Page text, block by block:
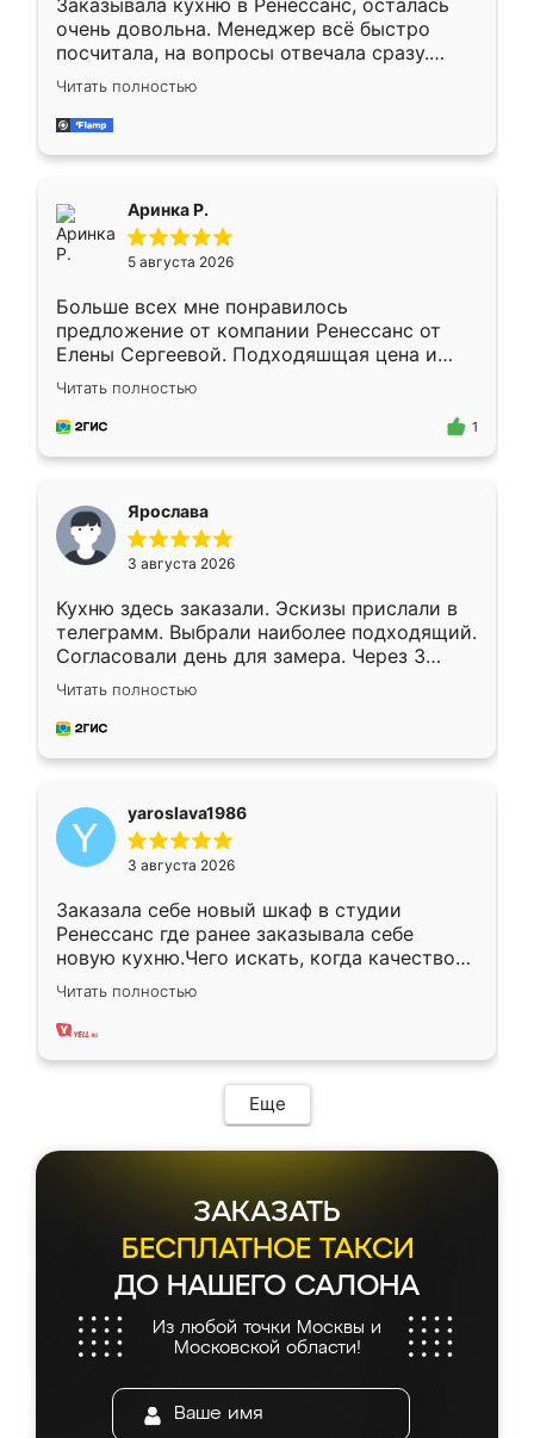
Заказывала кухню в Ренессанс, осталась
очень довольна. Менеджер всё быстро
посчитала, на вопросы отвечала сразу.
Замерщик приехал в субботу, подошёл к
делу со всей ответственностью. Собрали
за день, ребята работали аккуратно, даже
Читать полностью
Аринка Р.
5 августа 2026
Больше всех мне понравилось
предложение от компании Ренессанс от
Елены Сергеевой. Подходяшщая цена и
короткие сроки изготовления. Приехавший
для замера сотрудник Владислав
предложил по моему эскизу самый
Читать полностью
1
Ярослава
3 августа 2026
Кухню здесь заказали. Эскизы прислали в
телеграмм. Выбрали наиболее подходящий.
Согласовали день для замера. Через 3
недели кухня была уже готова. Остались
довольны работой. Спасибо Ренессанс
мебель за качественную работу!
Читать полностью
yaroslava1986
3 августа 2026
Заказала себе новый шкаф в студии
Ренессанс где ранее заказывала себе
новую кухню.Чего искать, когда качеством
вполне довольна. Служит кухня уже почти
два года, нареканий нет.
Читать полностью
Еще
ЗАКАЗАТЬ
БЕСПЛАТНОЕ ТАКСИ
ДО НАШЕГО САЛОНА
Из любой точки Москвы и
Московской области!